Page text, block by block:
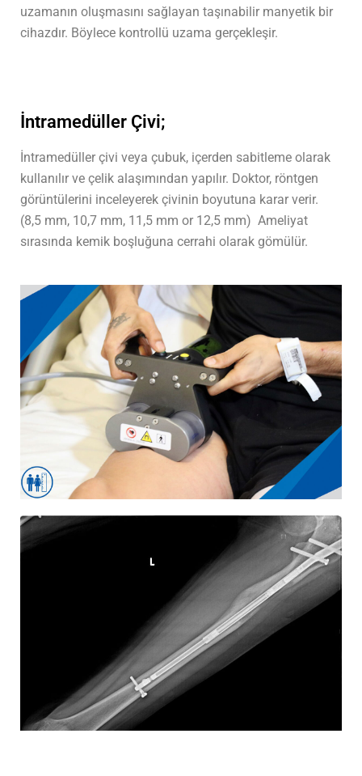
uzamanın oluşmasını sağlayan taşınabilir manyetik bir
cihazdır. Böylece kontrollü uzama gerçekleşir.
İntramedüller Çivi;
İntramedüller çivi veya çubuk, içerden sabitleme olarak
kullanılır ve çelik alaşımından yapılır. Doktor, röntgen
görüntülerini inceleyerek çivinin boyutuna karar verir.
(8,5 mm, 10,7 mm, 11,5 mm or 12,5 mm) Ameliyat
sırasında kemik boşluğuna cerrahi olarak gömülür.